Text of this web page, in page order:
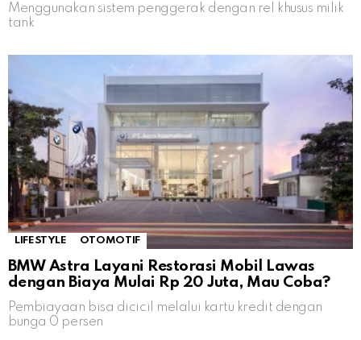
Menggunakan sistem penggerak dengan rel khusus milik
tank
LIFESTYLE OTOMOTIF
BMW Astra Layani Restorasi Mobil Lawas
dengan Biaya Mulai Rp 20 Juta, Mau Coba?
Pembiayaan bisa dicicil melalui kartu kredit dengan
bunga 0 persen